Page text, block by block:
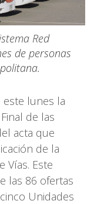
Red
de personas
este lunes la
de las
acta que
de la
Vías. Este
las 86 ofertas
Unidades